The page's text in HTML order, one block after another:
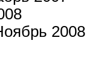
2008